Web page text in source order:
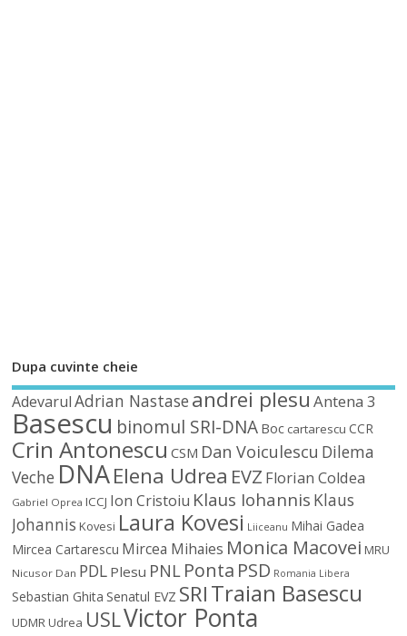
Dupa cuvinte cheie
Adevarul Adrian Nastaseandrei plesuAntena 3
Basescu binomul SRI-DNA Boc cartarescu CCR
Crin Antonescu CSM Dan Voiculescu Dilema
Veche DNAElena Udrea EVZ Florian Coldea
Gabriel Oprea ICCJ Ion Cristoiu Klaus Iohannis Klaus
Johannis Kovesi Laura Kovesi Liiceanu Mihai Gadea
Mircea Cartarescu Mircea Mihaies Monica Macovei MRU
Nicusor Dan PDL Plesu PNL Ponta PSD Romania Libera
Sebastian Ghita Senatul EVZ SRITraian Basescu
UDMRUdrea USLVictor Ponta